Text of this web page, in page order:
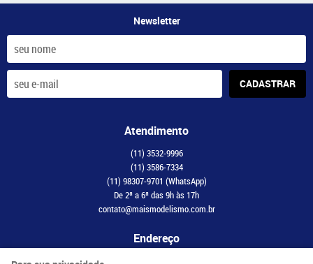
Newsletter
CADASTRAR
Atendimento
(11) 3532-9996
(11) 3586-7334
(11) 98307-9701 (WhatsApp)
De 2ª a 6ª das 9h às 17h
contato@maismodelismo.com.br
Endereço
Avenida Adolfo Pinheiro, 2056, CJ 34